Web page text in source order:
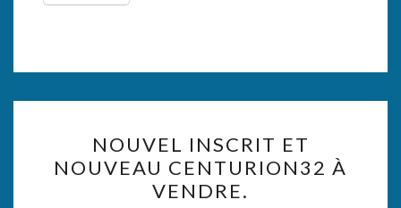
INSCRIT
ET
NOUVEAU
NOUVEL INSCRIT ET
NOUVEAU CENTURION32 À
VENDRE.